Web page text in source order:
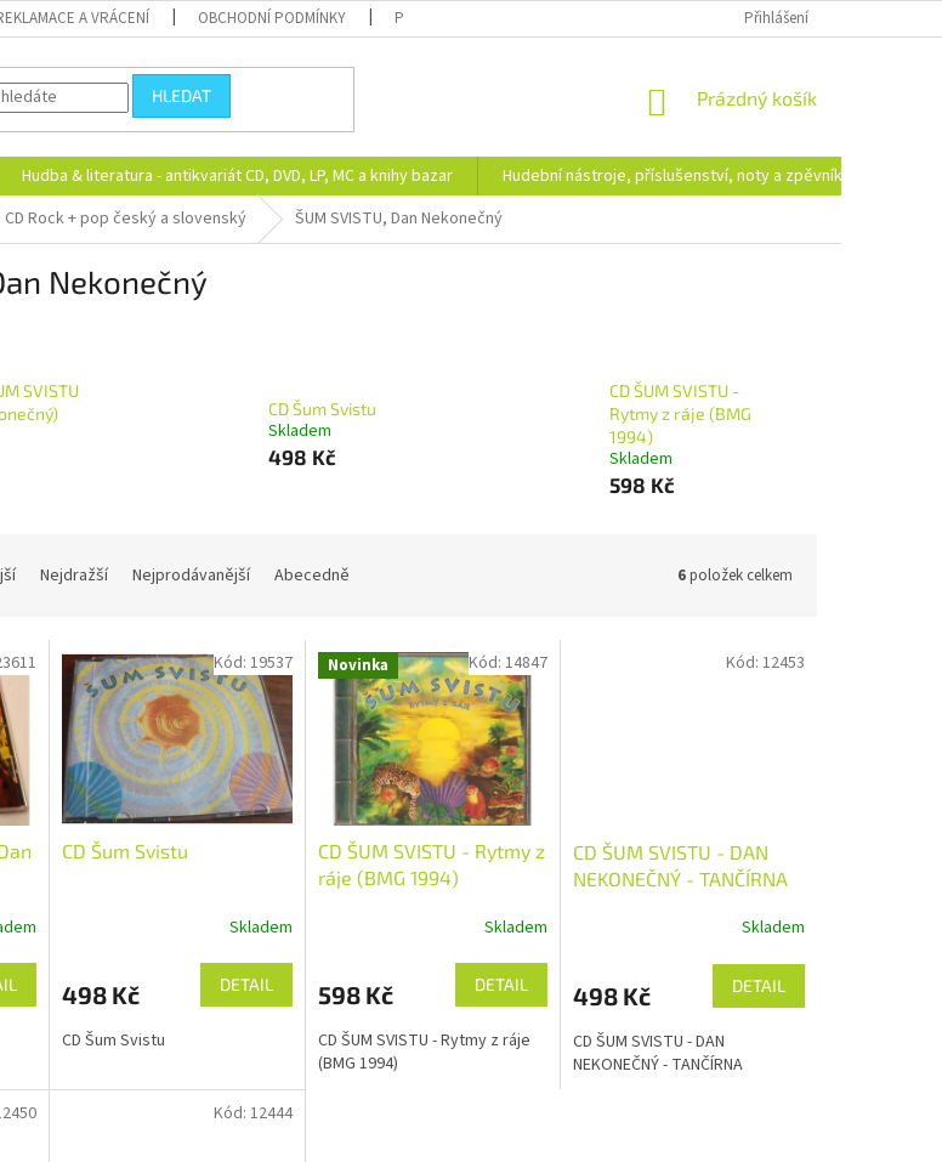
A VRÁCENÍ OBCHODNÍ PODMÍNKY PODMÍNKY OCHRANY OSOBNÍCH ÚDAJŮ DOPRAVA A PLATBA
Přihlášení
HLEDAT
NÁKUPNÍ
Prázdný košík
Hudba & literatura - antikvariát CD, DVD, LP, MC a knihy bazar Hudební nástroje, příslušenství, noty a zpěvníky
CD Rock + pop český a slovenský ŠUM SVISTU, Dan Nekonečný
Nekonečný
SVISTU
CD Šum Svistu
Skladem
498 Kč
CD ŠUM SVISTU -
Rytmy z ráje (BMG
1994)
Skladem
598 Kč
Nejdražší Nejprodávanější Abecedně 6položek celkem
CD Šum Svistu
Skladem
498 Kč DETAIL
CD Šum Svistu
Kód: 19537 Novinka
CD ŠUM SVISTU - Rytmy z
ráje (BMG 1994)
Skladem
598 Kč DETAIL
CD ŠUM SVISTU - Rytmy z ráje
(BMG 1994)
Kód:14847
CD ŠUM SVISTU - DAN
NEKONEČNÝ - TANČÍRNA
Skladem
498 Kč DETAIL
CD ŠUM SVISTU - DAN
NEKONEČNÝ - TANČÍRNA
Kód: 12453
Kód: 12444